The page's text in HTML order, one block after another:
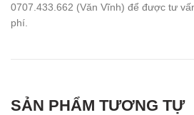
0707.433.662 (Văn Vĩnh) để được tư
phí.
SẢN PHẨM TƯƠNG TỰ